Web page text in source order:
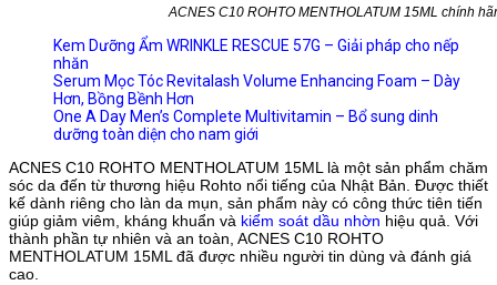
ACNES C10 ROHTO MENTHOLATUM 15ML chính
Kem Dưỡng Ẩm WRINKLE RESCUE 57G – Giải pháp cho nếp
nhăn
Serum Mọc Tóc Revitalash Volume Enhancing Foam – Dày
Hơn, Bồng Bềnh Hơn
One A Day Men’s Complete Multivitamin – Bổ sung dinh
dưỡng toàn diện cho nam giới
ACNES C10 ROHTO MENTHOLATUM 15ML là một sản phẩm chăm
sóc da đến từ thương hiệu Rohto nổi tiếng của Nhật Bản. Được thiết
kế dành riêng cho làn da mụn, sản phẩm này có công thức tiên tiến
giúp giảm viêm, kháng khuẩn và kiểm soát dầu nhờn hiệu quả. Với
thành phần tự nhiên và an toàn, ACNES C10 ROHTO
MENTHOLATUM 15ML đã được nhiều người tin dùng và đánh giá
cao.